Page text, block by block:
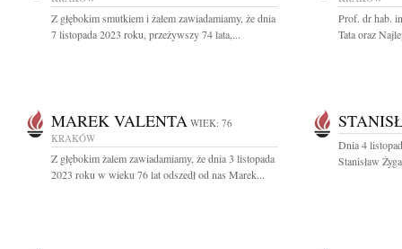
Z głębokim smutkiem i żalem zawiadamiamy, że dnia
7 listopada 2023 roku, przeżywszy 74 lata,...
Prof. dr hab.
Tata oraz
MAREK VALENTA WIEK: 76
KRAKÓW
Z głębokim żalem zawiadamiamy, że dnia 3 listopada
2023 roku w wieku 76 lat odszedł od nas Marek...
Dnia 4
Stanisław